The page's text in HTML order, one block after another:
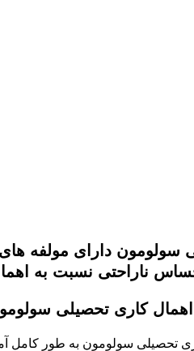
کاری تحصیلی
تحصیلی سولومون به طور کامل